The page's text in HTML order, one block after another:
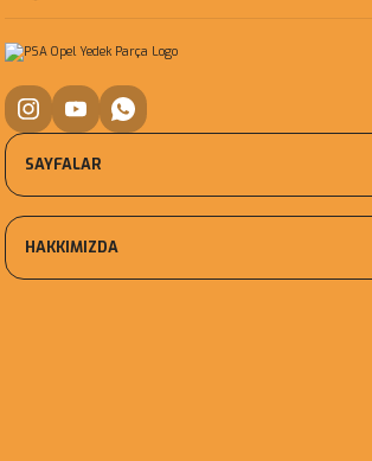
SAYFALAR
HAKKIMIZDA